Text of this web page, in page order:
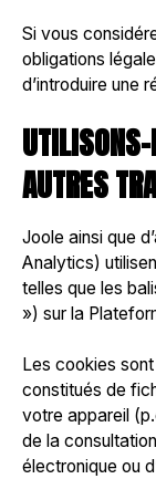
Si vous
obligations
d’introduire une
AUTRES
Joole ainsi que
Analytics)
telles que les
») sur la
Les cookies
constitués de
votre appareil
de la
électronique ou